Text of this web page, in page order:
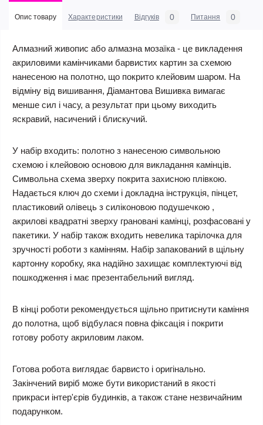
Опис товару Характеристики Відгуків 0 Питання 0
Алмазний живопис або алмазна мозаїка - це викладення
акриловими камінчиками барвистих картин за схемою
нанесеною на полотно, що покрито клейовим шаром. На
відміну від вишивання, Діамантова Вишивка вимагає
менше сил і часу, а результат при цьому виходить
яскравий, насичений і блискучий.
У набір входить: полотно з нанесеною символьною
схемою і клейовою основою для викладання камінців.
Символьна схема зверху покрита захисною плівкою.
Надається ключ до схеми і докладна інструкція, пінцет,
пластиковий олівець з силіконовою подушечкою ,
акрилові квадратні зверху грановані камінці, розфасовані у
пакетики. У набір також входить невелика тарілочка для
зручності роботи з камінням. Набір запакований в щільну
картонну коробку, яка надійно захищає комплектуючі від
пошкодження і має презентабельний вигляд.
В кінці роботи рекомендується щільно притиснути каміння
до полотна, щоб відбулася повна фіксація і покрити
готову роботу акриловим лаком.
Готова робота виглядає барвисто і оригінально.
Закінчений виріб може бути використаний в якості
прикраси інтер'єрів будинків, а також стане незвичайним
подарунком.